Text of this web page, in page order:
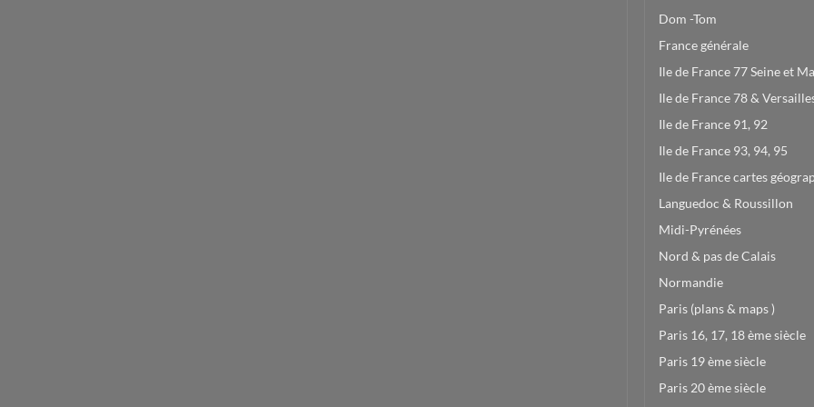
Dom -Tom
France générale
Ile de France 77 Seine et
Ile de France 78 &
Ile de France 91, 92
Ile de France 93, 94, 95
Ile de France cartes
Languedoc & Roussillon
Midi-Pyrénées
Nord & pas de Calais
Normandie
Paris (plans & maps )
Paris 16, 17, 18 ème siècle
Paris 19 ème siècle
Paris 20 ème siècle